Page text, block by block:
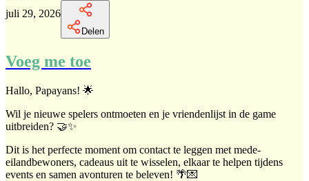
juli 29, 2026
Delen
Voeg me toe
Hallo, Papayans! 🌟
Wil je nieuwe spelers ontmoeten en je vriendenlijst in de game
uitbreiden? 🤝✨
Dit is het perfecte moment om contact te leggen met mede-
eilandbewoners, cadeaus uit te wisselen, elkaar te helpen tijdens
events en samen avonturen te beleven! 🌴💌